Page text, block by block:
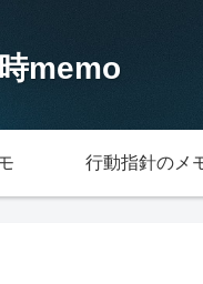
memo
行動指針のメ